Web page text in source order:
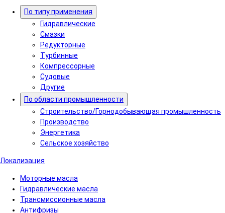
По типу применения
Гидравлические
Cмазки
Редукторные
Турбинные
Компрессорные
Судовые
Другие
По области промышленности
Строительство/Горнодобывающая промышленность
Производство
Энергетика
Сельское хозяйство
Локализация
Моторные масла
Гидравлические масла
Трансмиссионные масла
Антифризы